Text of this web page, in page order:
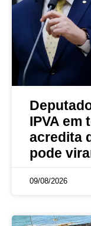
IPVA em
acredita
pode
09/08/2026